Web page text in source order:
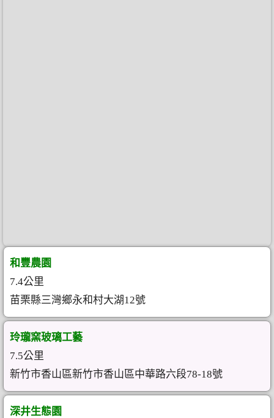
和豐農園
7.4公里
苗栗縣三灣鄉永和村大湖12號
玲瓏窯玻璃工藝
7.5公里
新竹市香山區新竹市香山區中華路六段78-18號
深井生態園